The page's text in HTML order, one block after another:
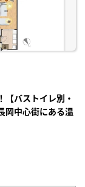
バストイレ別・
中心街にある温